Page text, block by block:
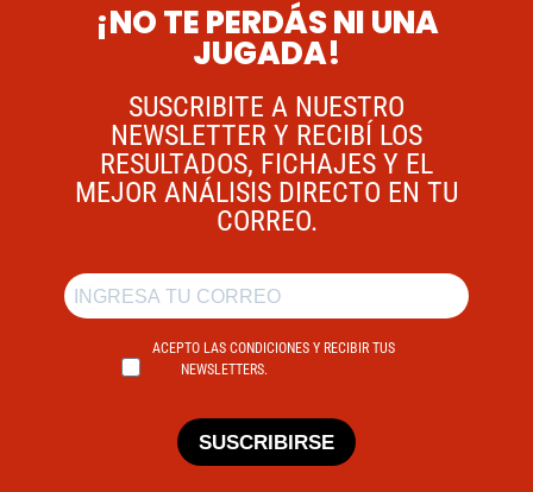
¡NO TE PERDÁS NI UNA
JUGADA!
SUSCRIBITE A NUESTRO
NEWSLETTER Y RECIBÍ LOS
RESULTADOS, FICHAJES Y EL
MEJOR ANÁLISIS DIRECTO EN TU
CORREO.
ACEPTO LAS CONDICIONES Y RECIBIR TUS
NEWSLETTERS.
SUSCRIBIRSE